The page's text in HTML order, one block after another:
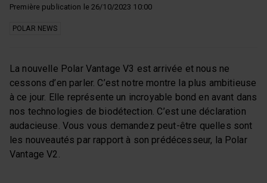
Première publication le 26/10/2023 10:00
POLAR NEWS
La nouvelle Polar Vantage V3 est arrivée et nous ne
cessons d’en parler. C’est notre montre la plus ambitieuse
à ce jour. Elle représente un incroyable bond en avant dans
nos technologies de biodétection. C’est une déclaration
audacieuse. Vous vous demandez peut-être quelles sont
les nouveautés par rapport à son prédécesseur, la Polar
Vantage V2.